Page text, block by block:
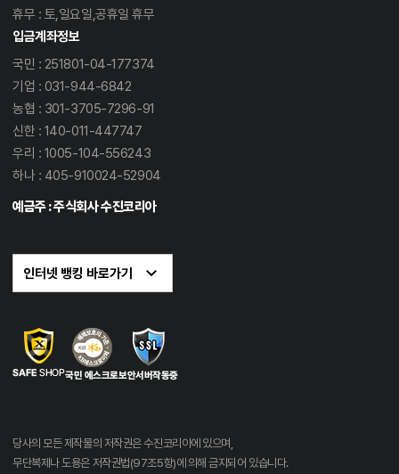
당사의 모든 제작물의 저작권은 수진코리아에 있으며,
무단복제나 도용은 저작권법(97조5항)에 의해 금지되어 있습니다.
휴무 : 토,일요일,공휴일 휴무
입금계좌정보
국민 : 251801-04-177374
기업 : 031-944-6842
농협 : 301-3705-7296-91
신한 : 140-011-447747
우리 : 1005-104-556243
하나 : 405-910024-52904
예금주 : 주식회사 수진코리아